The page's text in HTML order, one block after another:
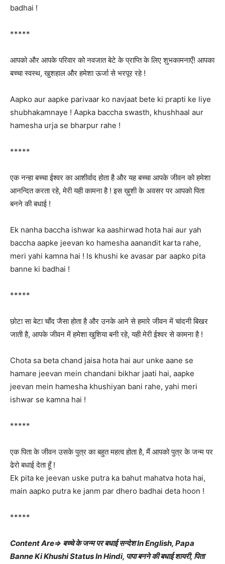
badhai !
*****
आपको और आपके परिवार को नवजात बेटे के प्राप्ति के लिए शुभकामनाएँ! आपका
बच्चा स्वस्थ, खुशहाल और हमेशा ऊर्जा से भरपूर रहे !
Aapko aur aapke parivaar ko navjaat bete ki prapti ke liye
shubhakamnaye ! Aapka baccha swasth, khushhaal aur
hamesha urja se bharpur rahe !
*****
एक नन्हा बच्चा ईश्वर का आशीर्वाद होता है और यह बच्चा आपके जीवन को हमेशा
आनन्दित करता रहे, मेरी यही कामना है ! इस ख़ुशी के अवसर पर आपको पिता
बनने की बधाई !
Ek nanha baccha ishwar ka aashirwad hota hai aur yah
baccha aapke jeevan ko hamesha aanandit karta rahe,
meri yahi kamna hai ! Is khushi ke avasar par aapko pita
banne ki badhai !
*****
छोटा सा बेटा चाँद जैसा होता है और उनके आने से हमारे जीवन में चांदनी बिखर
जाती है, आपके जीवन में हमेशा खुशिया बनी रहे, यही मेरी ईश्वर से कामना है !
Chota sa beta chand jaisa hota hai aur unke aane se
hamare jeevan mein chandani bikhar jaati hai, aapke
jeevan mein hamesha khushiyan bani rahe, yahi meri
ishwar se kamna hai !
*****
एक पिता के जीवन उसके पुत्र का बहुत महत्व होता है, मैं आपको पुत्र के जन्म पर
ढेरो बधाई देता हूँ !
Ek pita ke jeevan uske putra ka bahut mahatva hota hai,
main aapko putra ke janm par dhero badhai deta hoon !
*****
Content Are⇒ बच्चे के जन्म पर बधाई सन्देश In English, Papa
Banne Ki Khushi Status In Hindi, पापा बनने की बधाई शायरी, पिता